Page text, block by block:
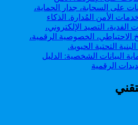
البيانات الشخصية: الدليل
الرقمية